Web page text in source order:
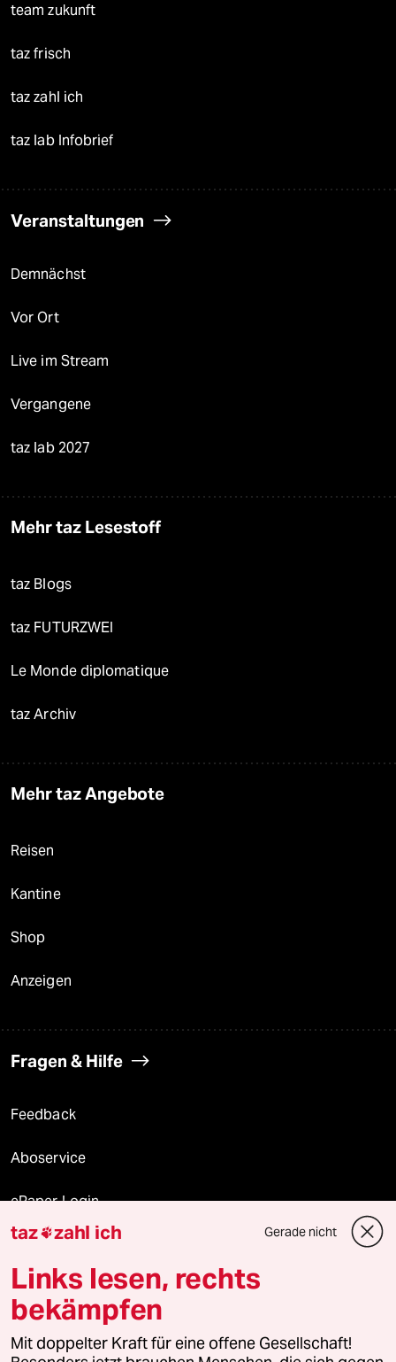
team zukunft
taz frisch
taz zahl ich
taz lab Infobrief
Veranstaltungen
Demnächst
Vor Ort
Live im Stream
Vergangene
taz lab 2027
Mehr taz Lesestoff
taz Blogs
taz FUTURZWEI
Le Monde diplomatique
taz Archiv
Mehr taz Angebote
Reisen
Kantine
Shop
Anzeigen
Fragen & Hilfe
Feedback
Aboservice
ePaper Login
Downloads für Abonnierende
© 2026 taz Verlags und Vertriebs GmbH
Alle Rechte vorbehalten. Bei rechtlichen Fragen oder für Genehmigungen
wenden Sie sich bitte an
lizenzen@taz.de
taz zahl ich Gerade nicht
Links lesen, rechts
bekämpfen
Mit doppelter Kraft für eine offene Gesellschaft!